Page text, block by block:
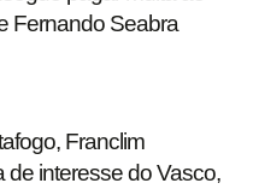
Fernando Seabra
Franclim
de interesse do Vasco,